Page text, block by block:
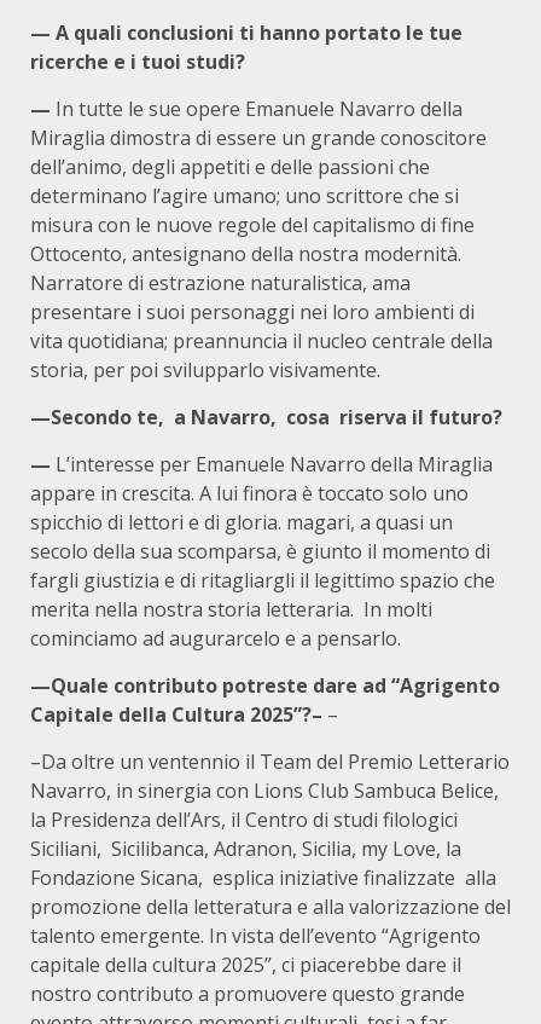
— A quali conclusioni ti hanno portato le tue
ricerche e i tuoi studi?
— In tutte le sue opere Emanuele Navarro della
Miraglia dimostra di essere un grande conoscitore
dell’animo, degli appetiti e delle passioni che
determinano l’agire umano; uno scrittore che si
misura con le nuove regole del capitalismo di fine
Ottocento, antesignano della nostra modernità.
Narratore di estrazione naturalistica, ama
presentare i suoi personaggi nei loro ambienti di
vita quotidiana; preannuncia il nucleo centrale della
storia, per poi svilupparlo visivamente.
—Secondo te, a Navarro, cosa riserva il futuro?
— L’interesse per Emanuele Navarro della Miraglia
appare in crescita. A lui finora è toccato solo uno
spicchio di lettori e di gloria. magari, a quasi un
secolo della sua scomparsa, è giunto il momento di
fargli giustizia e di ritagliargli il legittimo spazio che
merita nella nostra storia letteraria. In molti
cominciamo ad augurarcelo e a pensarlo.
—Quale contributo potreste dare ad “Agrigento
Capitale della Cultura 2025”?– –
–Da oltre un ventennio il Team del Premio Letterario
Navarro, in sinergia con Lions Club Sambuca Belice,
la Presidenza dell’Ars, il Centro di studi filologici
Siciliani, Sicilibanca, Adranon, Sicilia, my Love, la
Fondazione Sicana, esplica iniziative finalizzate alla
promozione della letteratura e alla valorizzazione del
talento emergente. In vista dell’evento “Agrigento
capitale della cultura 2025”, ci piacerebbe dare il
nostro contributo a promuovere questo grande